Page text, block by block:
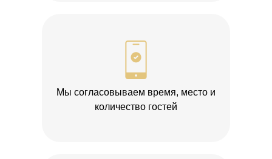
Мы согласовываем время, место и
количество гостей